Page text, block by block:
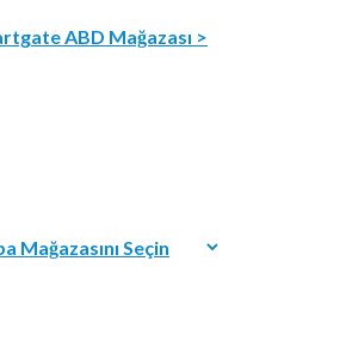
ABD Mağazası >